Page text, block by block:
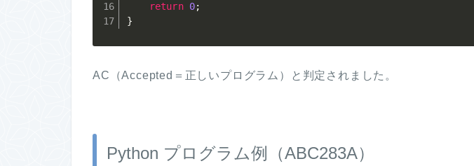
return 0;
}
AC（Accepted＝正しいプログラム）と判定されました。
Python プログラム例（ABC283A）